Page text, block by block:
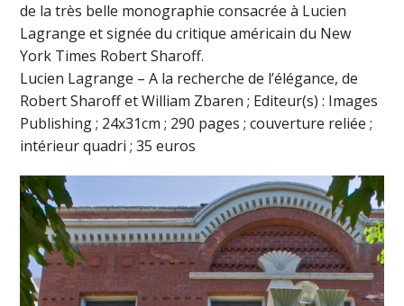
de la très belle monographie consacrée à Lucien
Lagrange et signée du critique américain du New
York Times Robert Sharoff.
Lucien Lagrange – A la recherche de l’élégance, de
Robert Sharoff et William Zbaren ; Editeur(s) : Images
Publishing ; 24x31cm ; 290 pages ; couverture reliée ;
intérieur quadri ; 35 euros